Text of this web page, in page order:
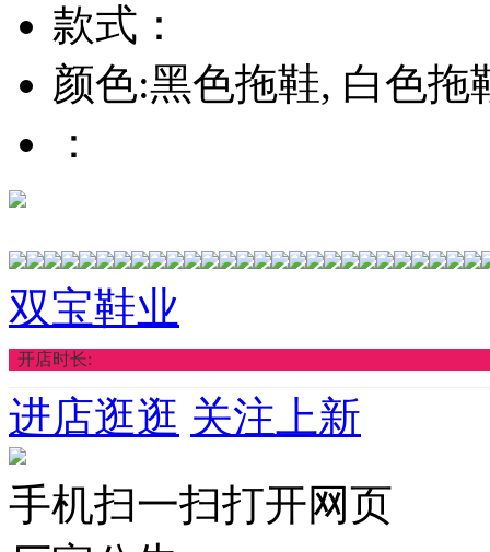
款式：
颜色:黑色拖鞋, 白色拖
：
双宝鞋业
开店时长:
进店逛逛 关注上新
手机扫一扫打开网页